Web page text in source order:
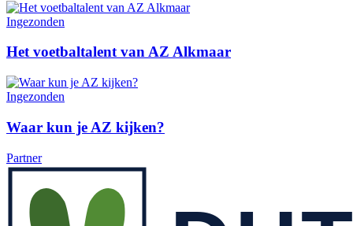
Ingezonden
Het voetbaltalent van AZ Alkmaar
Ingezonden
Waar kun je AZ kijken?
Partner